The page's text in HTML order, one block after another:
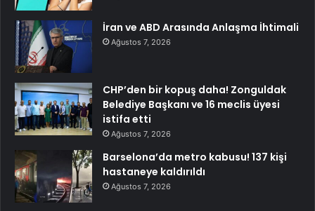
İran ve ABD Arasında Anlaşma İhtimali
Ağustos 7, 2026
CHP’den bir kopuş daha! Zonguldak
Belediye Başkanı ve 16 meclis üyesi
istifa etti
Ağustos 7, 2026
Barselona’da metro kabusu! 137 kişi
hastaneye kaldırıldı
Ağustos 7, 2026